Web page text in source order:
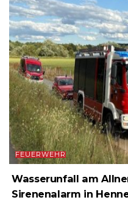
FEUERWEHR
Wasserunfall am
Sirenenalarm in